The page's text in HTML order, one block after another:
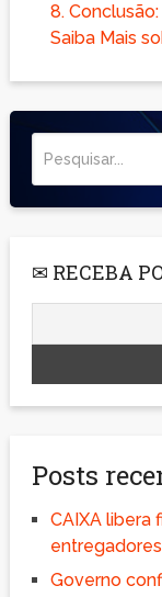
8.Conclusão:
Saiba Mais
✉ RECEBA
Posts
CAIXA libera
Governo